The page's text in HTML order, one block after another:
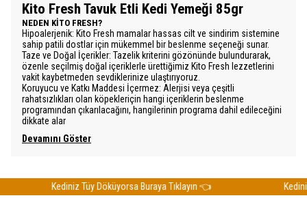
Kito Fresh Tavuk Etli Kedi Yemeği 85gr
NEDEN KİTO FRESH?
Hipoalerjenik: Kito Fresh mamalar hassas cilt ve sindirim sistemine
sahip patili dostlar için mükemmel bir beslenme seçeneği sunar.
Taze ve Doğal İçerikler: Tazelik kriterini gözönünde bulundurarak,
özenle seçilmiş doğal içeriklerle ürettiğimiz Kito Fresh lezzetlerini
vakit kaybetmeden sevdiklerinize ulaştırıyoruz.
Koruyucu ve Katkı Maddesi İçermez: Alerjisi veya çeşitli
rahatsızlıkları olan köpekleriçin hangi içeriklerin beslenme
programından çıkarılacağını, hangilerinin programa dahil edileceğini
dikkate alar
Devamını Göster
Kediniz Tüy Döküyorsa Buraya Tıklayın 👈 Kediniz